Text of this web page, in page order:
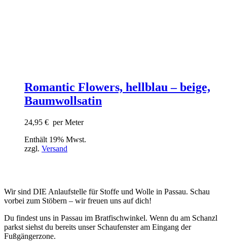
Romantic Flowers, hellblau – beige,
Baumwollsatin
24,95 € per Meter
Enthält 19% Mwst.
zzgl. Versand
Wir sind DIE Anlaufstelle für Stoffe und Wolle in Passau. Schau
vorbei zum Stöbern – wir freuen uns auf dich!
Du findest uns in Passau im Bratfischwinkel. Wenn du am Schanzl
parkst siehst du bereits unser Schaufenster am Eingang der
Fußgängerzone.